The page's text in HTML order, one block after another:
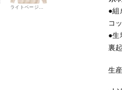
ライトベージュ（455）
8
F
V
H
1
●組
コ
●生
裏
生